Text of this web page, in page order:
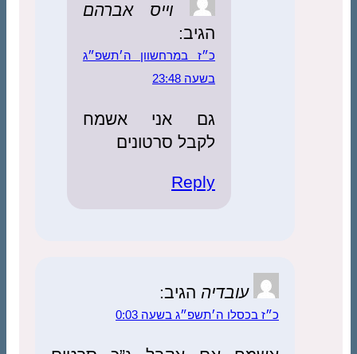
וייס אברהם
הגיב:
כ״ז במרחשוון ה׳תשפ״ג
בשעה 23:48
גם אני אשמח
לקבל סרטונים
Reply
עובדיה הגיב:
כ״ז בכסלו ה׳תשפ״ג בשעה 0:03